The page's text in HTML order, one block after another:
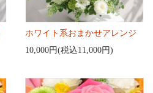
ホワイト系おまかせアレンジ
10,000円(税込11,000円)